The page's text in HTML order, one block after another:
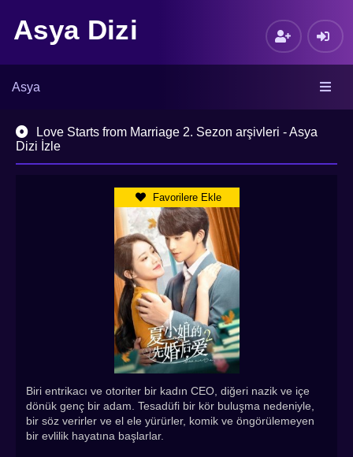
Asya Dizi
Asya
Love Starts from Marriage 2. Sezon arşivleri - Asya
Dizi İzle
Favorilere Ekle
Biri entrikacı ve otoriter bir kadın CEO, diğeri nazik ve içe
dönük genç bir adam. Tesadüfi bir kör buluşma nedeniyle,
bir söz verirler ve el ele yürürler, komik ve öngörülemeyen
bir evlilik hayatına başlarlar.